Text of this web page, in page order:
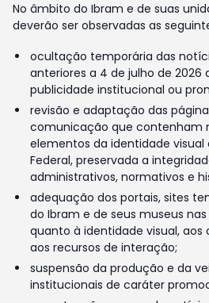
No âmbito do Ibram e de suas
deverão ser observadas as
ocultação temporária das
anteriores a 4 de julho de 2026
publicidade institucional ou
revisão e adaptação das
comunicação que contenham
elementos da identidade visual
Federal, preservada a
administrativos, normativos e
adequação dos portais, sites
do Ibram e de seus museus
quanto à identidade visual,
aos recursos de interação;
suspensão da produção e da
institucionais de caráter